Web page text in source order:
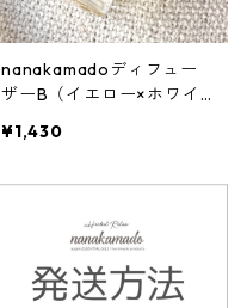
nanakamadoディフュー
ザーB（イエロー×ホワイ
¥1,430